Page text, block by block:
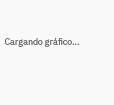
Cargando gráfico...